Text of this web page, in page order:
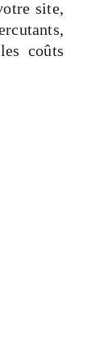
site,
coûts